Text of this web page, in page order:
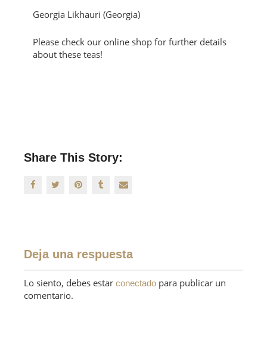
Georgia Likhauri (Georgia)
Please check our online shop for further details
about these teas!
Share This Story:
Deja una respuesta
Lo siento, debes estar conectado para publicar un
comentario.